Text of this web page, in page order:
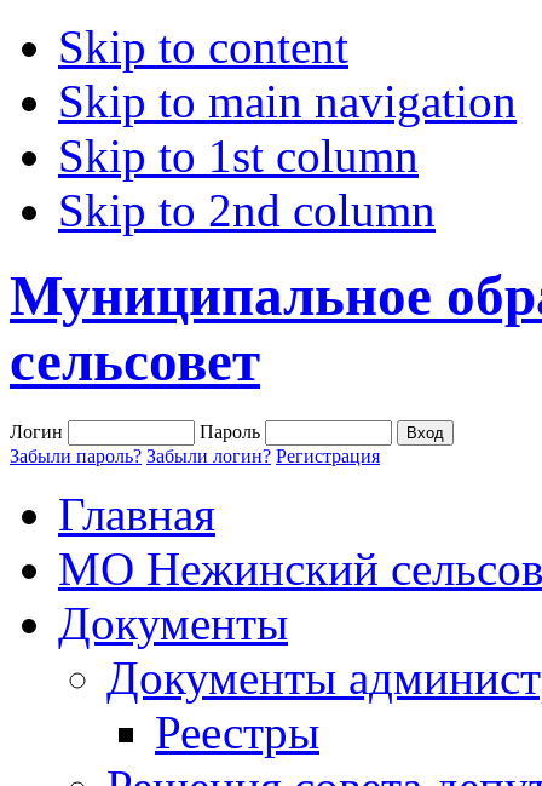
Skip to content
Skip to main navigation
Skip to 1st column
Skip to 2nd column
Муниципальное
сельсовет
Логин
Пароль
Забыли пароль? Забыли логин? Регистрация
Главная
МО Нежинский
Документы
Документы
Реестры